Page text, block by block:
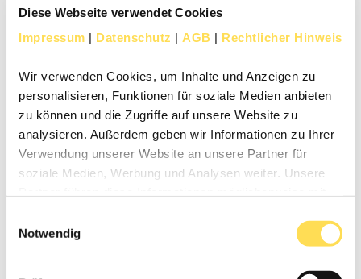
Diese Webseite verwendet Cookies
Impressum | Datenschutz | AGB | Rechtlicher Hinweis
Wir verwenden Cookies, um Inhalte und Anzeigen zu
personalisieren, Funktionen für soziale Medien anbieten
zu können und die Zugriffe auf unsere Website zu
analysieren. Außerdem geben wir Informationen zu Ihrer
Verwendung unserer Website an unsere Partner für
soziale Medien, Werbung und Analysen weiter. Unsere
haben oder die sie im Rahmen Ihrer Nutzung der Dienste
Notwendig
Arbeitsplatz einrichten: Farbe und
Akustik
Auch die richtige Farbgebung in Büroräumen kann
die Produktivität erheblich beeinflussen – darauf
sollten Arbeitnehmer und Arbeitgeber achten,
wenn sie den idealen Arbeitsplatz einrichten. Rot-
und Orangetöne können z.B. aktivierend und
leistungssteigernd wirken. Arbeitgeber müssen
dafür aber nicht gleich eine ganze Wand rot oder
orange anpinseln. Stattdessen kann sich die
Designelementen in der richtigen Farbe